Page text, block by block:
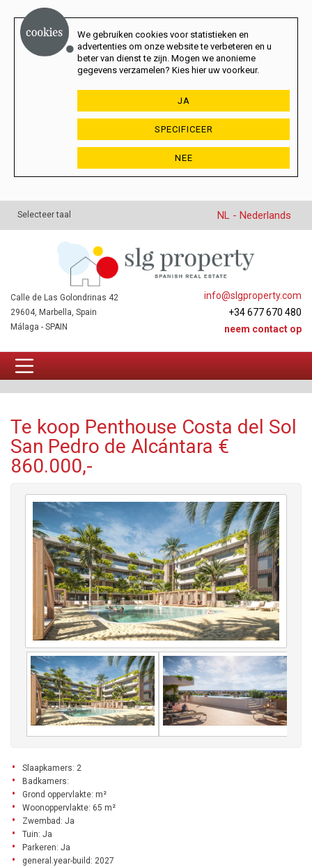
We gebruiken cookies voor statistieken en
advertenties om onze website te verbeteren en u
beter van dienst te zijn. Mogen we anonieme
gegevens verzamelen? Kies hier uw voorkeur.
JA
SPECIFICEER
NEE
Selecteer taal NL - Nederlands
info@slgproperty.com
+34 677 670 480
neem contact op
Calle de Las Golondrinas 42
29604, Marbella, Spain
Málaga - SPAIN
Te koop Penthouse Costa del Sol
San Pedro de Alcántara €
860.000,-
Slaapkamers: 2
Badkamers:
Grond oppervlakte: m²
Woonoppervlakte: 65 m²
Zwembad: Ja
Tuin: Ja
Parkeren: Ja
general.year-build: 2027